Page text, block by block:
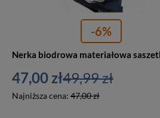
-6%
47,00 zł
Najniższa cena: 47,00 zł
49,99 zł